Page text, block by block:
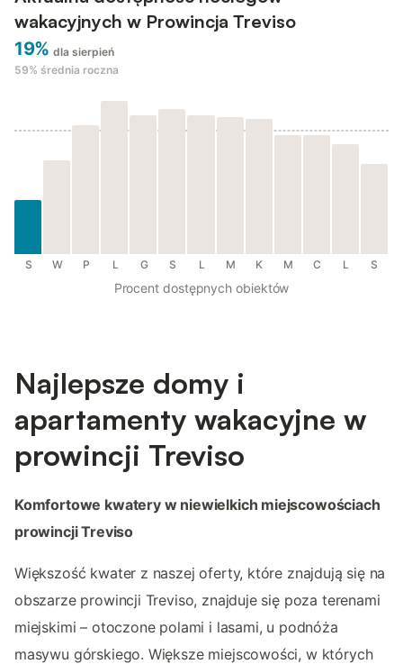
wakacyjnych w Prowincja Treviso
19% dla sierpień
59% średnia roczna
S W P L G S L M K M C L S
Procent dostępnych obiektów
Najlepsze domy i
apartamenty wakacyjne w
prowincji Treviso
Komfortowe kwatery w niewielkich miejscowościach
prowincji Treviso
Większość kwater z naszej oferty, które znajdują się na
obszarze prowincji Treviso, znajduje się poza terenami
miejskimi – otoczone polami i lasami, u podnóża
masywu górskiego. Większe miejscowości, w których